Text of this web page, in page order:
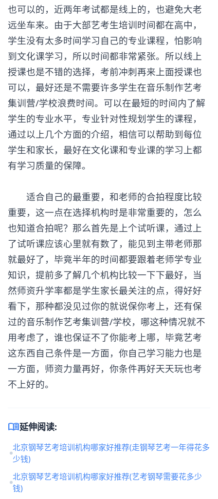
也可以的，近两年考试都是线上的，也避免大老
远坐车来。由于大部艺考生培训时间都在高中，
学生没有太多时间学习自己的专业课程，怕影响
到文化课学习，所以时间都非常紧张。所以线上
授课也是不错的选择，考前冲刺再来上面授课也
可以，最好还是不需要许多学生在音乐制作艺考
集训营/学校浪费时间。可以在最短的时间内了解
学生的专业水平，专业针对性规划学生的课程，
通过以上几个方面的介绍，相信可以帮助到每位
学生和家长，最好在文化课和专业课的学习上都
有学习质量的保障。
适合自己的最重要，和老师的合拍程度比较
重要，这一点在选择机构时是非常重要的，怎么
也知道合拍呢？那么首先是上个试听课，通过上
了试听课应该心里就有数了，能见到主带老师那
就最好了，毕竟半年的时间都要跟着老师学专业
知识，提前多了解几个机构比较一下下最好，当
然师资升学率都是学生家长最关注的点，得好好
看下，那种都没见过你的就说保你考上，还有保
过的音乐制作艺考集训营/学校，哪这种情况就不
用考虑了，谁也保证不了你能考上哪，毕竟艺考
这东西自己条件是一方面，你自己学习能力也是
一方面，师资力量再好，你条件再好天天玩也考
不上好的。
menu_book延伸阅读:
北京钢琴艺考培训机构哪家好推荐(走钢琴艺考一年得花多
少钱)
北京钢琴艺考培训机构哪家好推荐(艺考钢琴需要花多少
钱)